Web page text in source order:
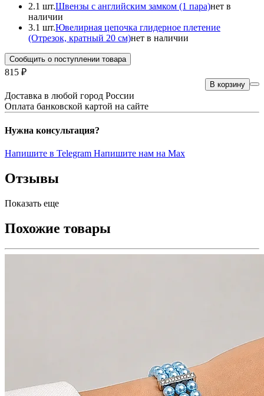
2.1 шт.Швензы с английским замком (1 пара)нет в
наличии
3.1 шт.Ювелирная цепочка глидерное плетение
(Отрезок, кратный 20 см)нет в наличии
Сообщить о поступлении товара
815 ₽
В корзину
Доставка в любой город России
Оплата банковской картой на сайте
Нужна консультация?
Напишите в Telegram Напишите нам на Max
Отзывы
Показать еще
Похожие товары